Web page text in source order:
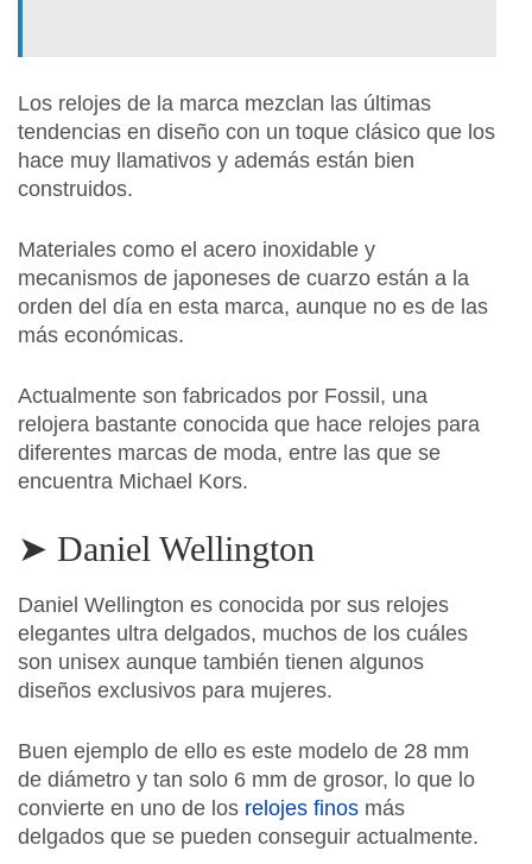
Los relojes de la marca mezclan las últimas
tendencias en diseño con un toque clásico que los
hace muy llamativos y además están bien
construidos.
Materiales como el acero inoxidable y
mecanismos de japoneses de cuarzo están a la
orden del día en esta marca, aunque no es de las
más económicas.
Actualmente son fabricados por Fossil, una
relojera bastante conocida que hace relojes para
diferentes marcas de moda, entre las que se
encuentra Michael Kors.
➤ Daniel Wellington
Daniel Wellington es conocida por sus relojes
elegantes ultra delgados, muchos de los cuáles
son unisex aunque también tienen algunos
diseños exclusivos para mujeres.
Buen ejemplo de ello es este modelo de 28 mm
de diámetro y tan solo 6 mm de grosor, lo que lo
convierte en uno de los relojes finos más
delgados que se pueden conseguir actualmente.